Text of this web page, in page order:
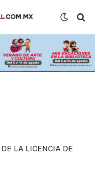
LA LICENCIA DE